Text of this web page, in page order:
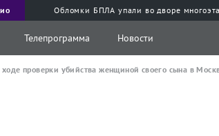
Обломки БПЛА упали во дворе
Телепрограмма Новости
проверки убийства женщиной своего сына в